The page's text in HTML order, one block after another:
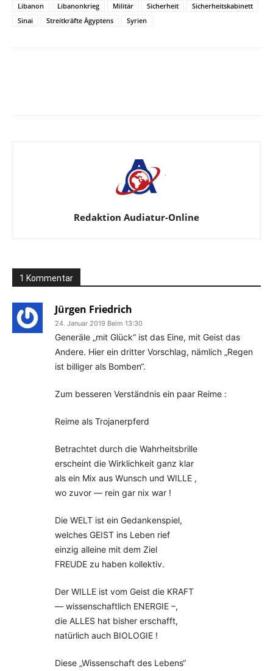
Libanon
Libanonkrieg Militär Sicherheit
Sicherheitskabinett
Sinai
Streitkräfte Ägyptens Syrien
Redaktion Audiatur-Online
1 Kommentar
Jürgen Friedrich
24. Januar 2019 Beim 13:30
Generäle „mit Glück“ ist das Eine, mit Geist das
Andere. Hier ein dritter Vorschlag, nämlich „Regen
ist billiger als Bomben“.
Zum besseren Verständnis ein paar Reime :
Reime als Trojanerpferd
Betrachtet durch die Wahrheitsbrille
erscheint die Wirklichkeit ganz klar
als ein Mix aus Wunsch und WILLE ,
wo zuvor — rein gar nix war !
Die WELT ist ein Gedankenspiel,
welches GEIST ins Leben rief
einzig alleine mit dem Ziel
FREUDE zu haben kollektiv.
Der WILLE ist vom Geist die KRAFT
— wissenschaftlich ENERGIE –,
die ALLES hat bisher erschafft,
natürlich auch BIOLOGIE !
Diese „Wissenschaft des Lebens“